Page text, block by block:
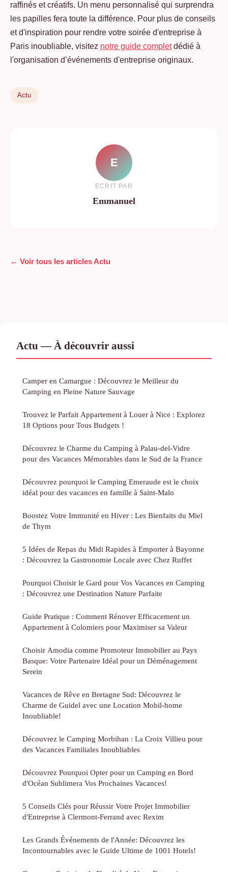
raffinés et créatifs. Un menu personnalisé qui surprendra
les papilles fera toute la différence. Pour plus de conseils
et d'inspiration pour rendre votre soirée d'entreprise à
Paris inoubliable, visitez notre guide completdédié à
l'organisation d’événements d'entreprise originaux.
Actu
E
ECRIT PAR
Emmanuel
← Voir tous les articles Actu
Actu — À découvrir aussi
Camper en Camargue : Découvrez le Meilleur du
Camping en Pleine Nature Sauvage
Trouvez le Parfait Appartement à Louer à Nice : Explorez
18 Options pour Tous Budgets !
Découvrez le Charme du Camping à Palau-del-Vidre
pour des Vacances Mémorables dans le Sud de la France
Découvrez pourquoi le Camping Emeraude est le choix
idéal pour des vacances en famille à Saint-Malo
Boostez Votre Immunité en Hiver : Les Bienfaits du Miel
de Thym
5 Idées de Repas du Midi Rapides à Emporter à Bayonne
: Découvrez la Gastronomie Locale avec Chez Ruffet
Pourquoi Choisir le Gard pour Vos Vacances en Camping
: Découvrez une Destination Nature Parfaite
Guide Pratique : Comment Rénover Efficacement un
Appartement à Colomiers pour Maximiser sa Valeur
Choisir Amodia comme Promoteur Immobilier au Pays
Basque: Votre Partenaire Idéal pour un Déménagement
Serein
Vacances de Rêve en Bretagne Sud: Découvrez le
Charme de Guidel avec une Location Mobil-home
Inoubliable!
Découvrez le Camping Morbihan : La Croix Villieu pour
des Vacances Familiales Inoubliables
Découvrez Pourquoi Opter pour un Camping en Bord
d'Océan Sublimera Vos Prochaines Vacances!
5 Conseils Clés pour Réussir Votre Projet Immobilier
d'Entreprise à Clermont-Ferrand avec Rexim
Les Grands Événements de l'Année: Découvrez les
Incontournables avec le Guide Ultime de 1001 Hotels!